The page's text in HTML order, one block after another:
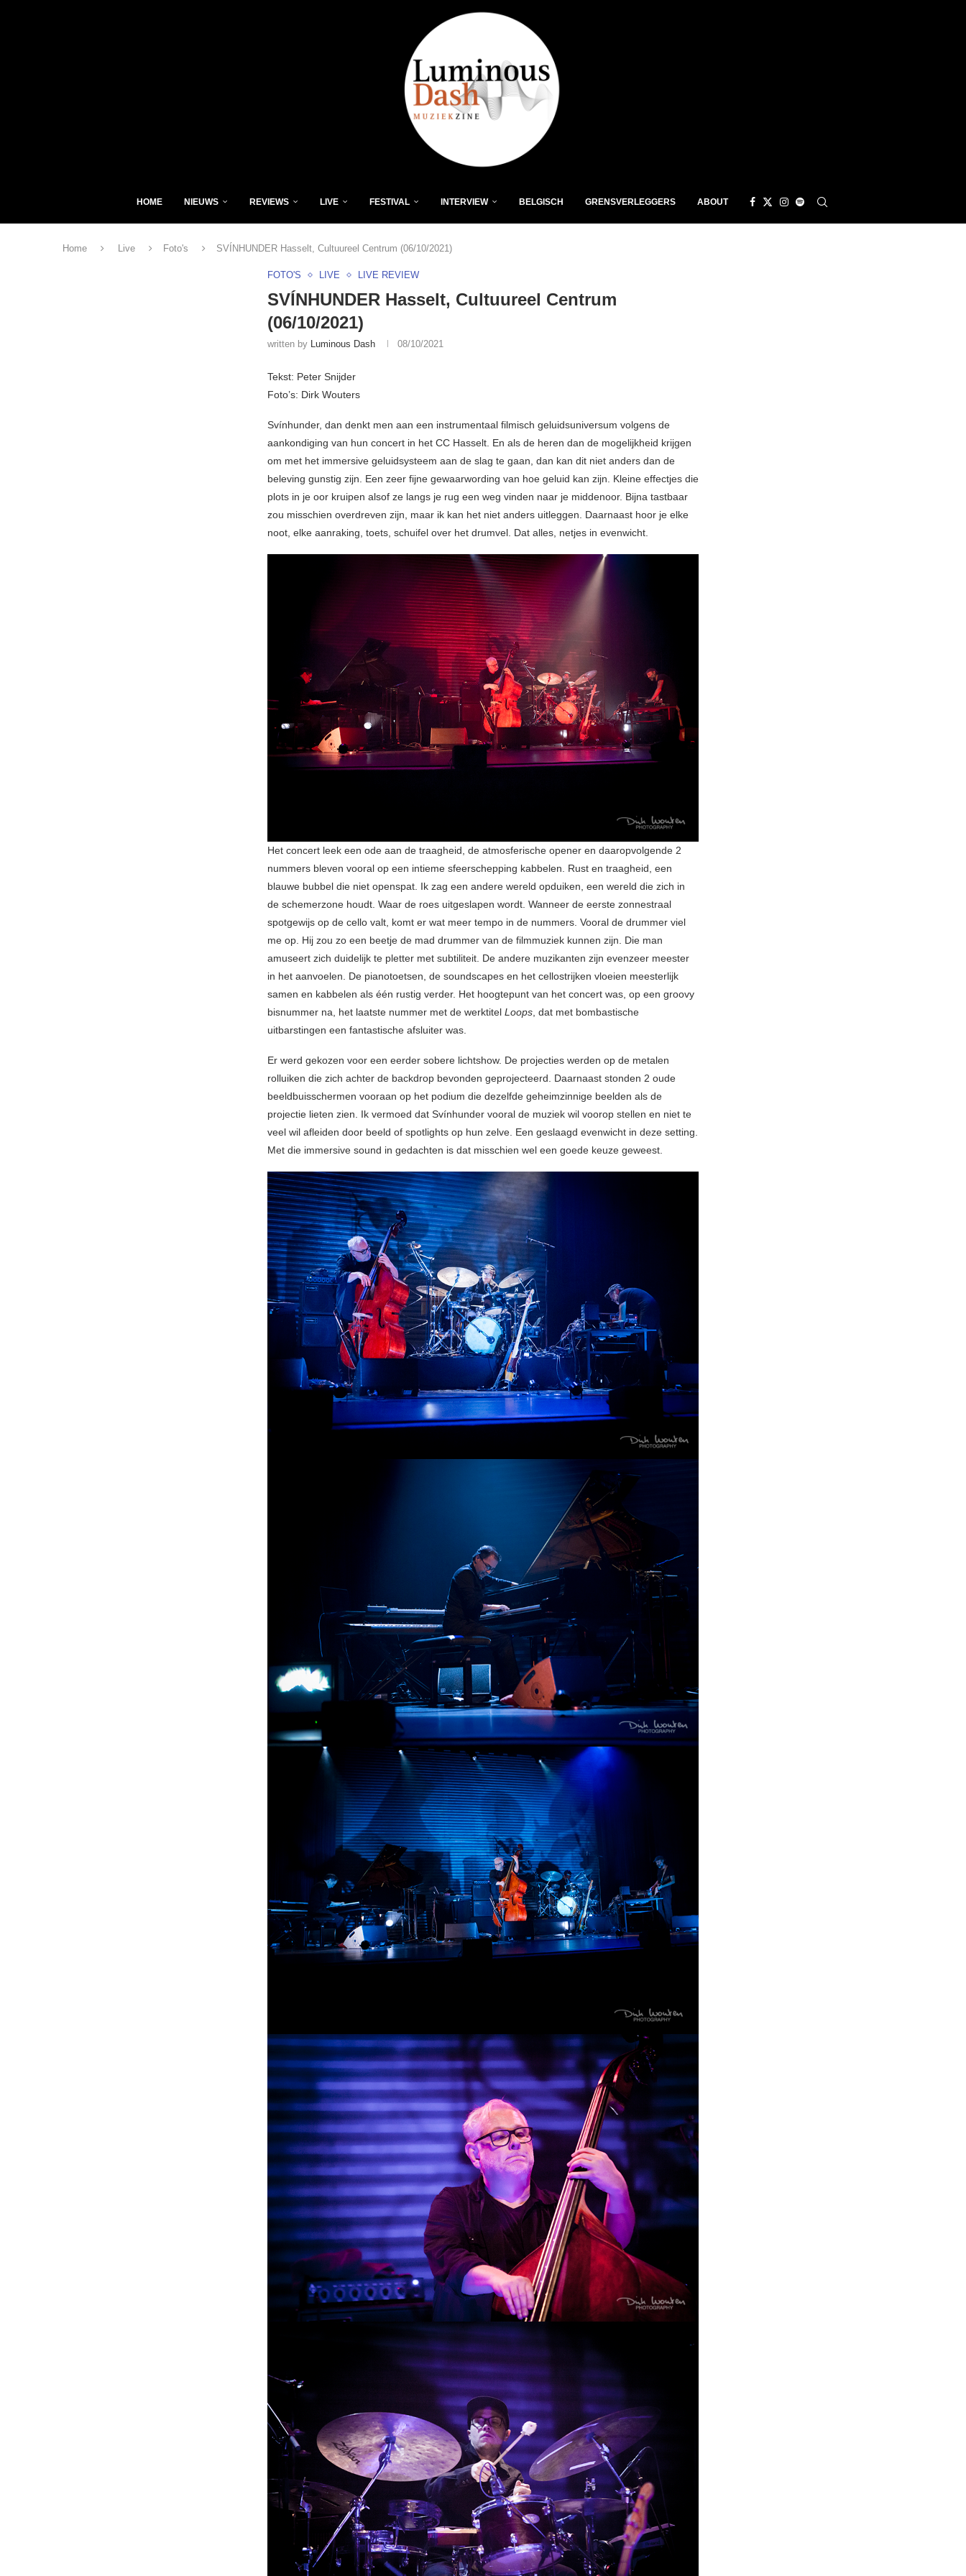
HOME NIEUWS REVIEWS LIVE FESTIVAL INTERVIEW BELGISCH GRENSVERLEGGERS ABOUT
Home Live Foto's SVÍNHUNDER Hasselt, Cultuureel Centrum (06/10/2021)
FOTO'S LIVE LIVE REVIEW
SVÍNHUNDER Hasselt, Cultuureel Centrum
(06/10/2021)
written by Luminous Dash 08/10/2021
Tekst: Peter Snijder
Foto’s: Dirk Wouters
Svínhunder, dan denkt men aan een instrumentaal filmisch geluidsuniversum volgens de
aankondiging van hun concert in het CC Hasselt. En als de heren dan de mogelijkheid krijgen
om met het immersive geluidsysteem aan de slag te gaan, dan kan dit niet anders dan de
beleving gunstig zijn. Een zeer fijne gewaarwording van hoe geluid kan zijn. Kleine effectjes die
plots in je oor kruipen alsof ze langs je rug een weg vinden naar je middenoor. Bijna tastbaar
zou misschien overdreven zijn, maar ik kan het niet anders uitleggen. Daarnaast hoor je elke
noot, elke aanraking, toets, schuifel over het drumvel. Dat alles, netjes in evenwicht.
Het concert leek een ode aan de traagheid, de atmosferische opener en daaropvolgende 2
nummers bleven vooral op een intieme sfeerschepping kabbelen. Rust en traagheid, een
blauwe bubbel die niet openspat. Ik zag een andere wereld opduiken, een wereld die zich in
de schemerzone houdt. Waar de roes uitgeslapen wordt. Wanneer de eerste zonnestraal
spotgewijs op de cello valt, komt er wat meer tempo in de nummers. Vooral de drummer viel
me op. Hij zou zo een beetje de mad drummer van de filmmuziek kunnen zijn. Die man
amuseert zich duidelijk te pletter met subtiliteit. De andere muzikanten zijn evenzeer meester
in het aanvoelen. De pianotoetsen, de soundscapes en het cellostrijken vloeien meesterlijk
samen en kabbelen als één rustig verder. Het hoogtepunt van het concert was, op een groovy
bisnummer na, het laatste nummer met de werktitel Loops, dat met bombastische
uitbarstingen een fantastische afsluiter was.
Er werd gekozen voor een eerder sobere lichtshow. De projecties werden op de metalen
rolluiken die zich achter de backdrop bevonden geprojecteerd. Daarnaast stonden 2 oude
beeldbuisschermen vooraan op het podium die dezelfde geheimzinnige beelden als de
projectie lieten zien. Ik vermoed dat Svínhunder vooral de muziek wil voorop stellen en niet te
veel wil afleiden door beeld of spotlights op hun zelve. Een geslaagd evenwicht in deze setting.
Met die immersive sound in gedachten is dat misschien wel een goede keuze geweest.